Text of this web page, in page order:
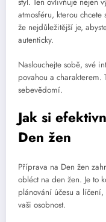
styl. Ten ovlivňuje nejen
atmosféru, kterou
že nejdůležitější je,
autenticky.
Naslouchejte sobě, své
povahou a charakterem.
sebevědomí.
Jak si
Den žen
Příprava na Den žen
obléct na den žen. Je to
plánování účesu a
vaši osobnost.